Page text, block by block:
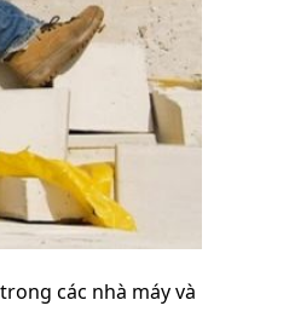
các nhà máy và